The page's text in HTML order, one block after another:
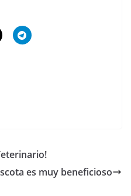
es muy beneficioso